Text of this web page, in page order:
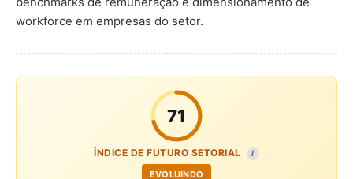
workforce em empresas do setor.
71
ÍNDICE DE FUTURO SETORIAL I
EVOLUINDO